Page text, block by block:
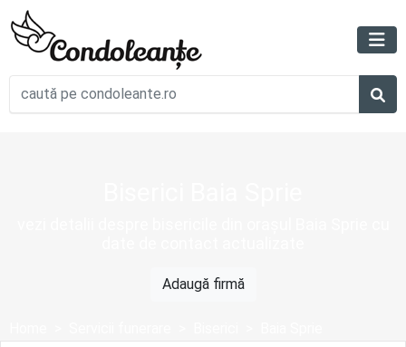
Adaugă firmă